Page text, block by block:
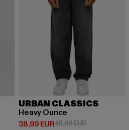
49,99 EUR
URBAN CLASSICS
Heavy Ounce
38,99 EUR
Derzeitiger Preis: 38,99 EUR
49,99 EURAktionspreis: